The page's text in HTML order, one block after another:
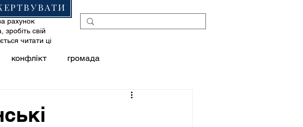
рахунок
свій
читати ці
конфлікт громада